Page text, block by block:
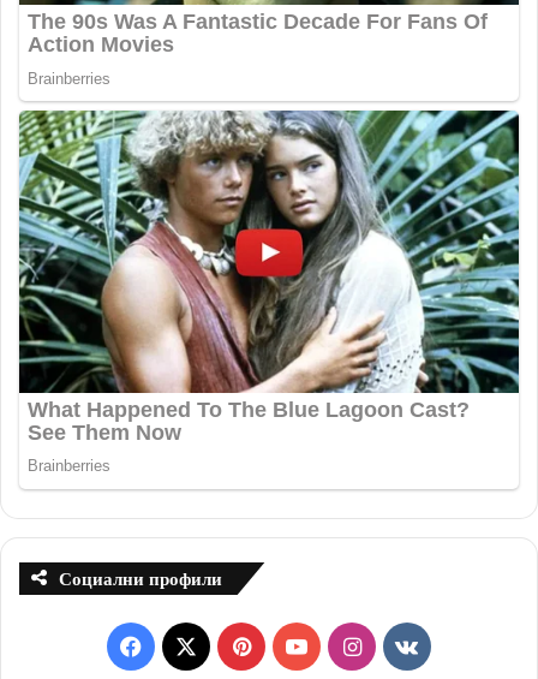
Социални профили
F
X
P
Y
I
v